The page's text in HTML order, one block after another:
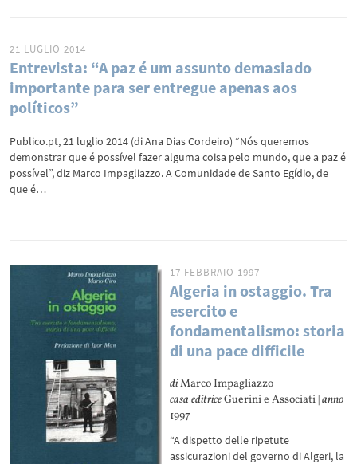
21 LUGLIO 2014
Entrevista: “A paz é um assunto demasiado
importante para ser entregue apenas aos
políticos”
Publico.pt, 21 luglio 2014 (di Ana Dias Cordeiro) “Nós queremos
demonstrar que é possível fazer alguma coisa pelo mundo, que a paz é
possível”, diz Marco Impagliazzo. A Comunidade de Santo Egídio, de
que é…
17 FEBBRAIO 1997
Algeria in ostaggio. Tra
esercito e
fondamentalismo: storia
di una pace difficile
diMarco Impagliazzo
casa editriceGuerini e Associati |anno
1997
“A dispetto delle ripetute
assicurazioni del governo di Algeri, la